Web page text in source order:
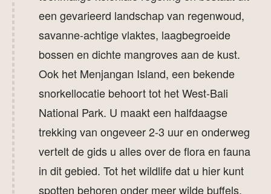
een gevarieerd landschap van regenwoud,
savanne-achtige vlaktes, laagbegroeide
bossen en dichte mangroves aan de kust.
Ook het Menjangan Island, een bekende
snorkellocatie behoort tot het West-Bali
National Park. U maakt een halfdaagse
trekking van ongeveer 2-3 uur en onderweg
vertelt de gids u alles over de flora en fauna
in dit gebied. Tot het wildlife dat u hier kunt
spotten behoren onder meer wilde buffels,